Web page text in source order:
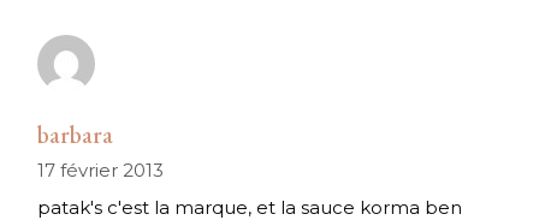
barbara
17 février 2013
patak's c'est la marque, et la sauce korma ben